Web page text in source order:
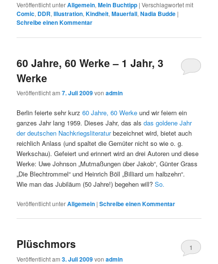
Veröffentlicht unterAllgemein,Mein Buchtipp |Verschlagwortet mit
Comic, DDR,Illustration,Kindheit,Mauerfall,Nadia Budde |
Schreibe einen Kommentar
60 Jahre, 60 Werke – 1 Jahr, 3
Werke
Veröffentlicht am7. Juli 2009vonadmin
Berlin feierte sehr kurz60 Jahre, 60 Werke und wir feiern ein
ganzes Jahr lang 1959. Dieses Jahr, das alsdas goldene Jahr
der deutschen Nachkriegsliteraturbezeichnet wird, bietet auch
reichlich Anlass (und spaltet die Gemüter nicht so wie o. g.
Werkschau). Gefeiert und erinnert wird an drei Autoren und diese
Werke: Uwe Johnson „Mutmaßungen über Jakob“, Günter Grass
„Die Blechtrommel“ und Heinrich Böll „Billiard um halbzehn“.
Wie man das Jubiläum (50 Jahre!) begehen will?So.
Veröffentlicht unterAllgemein |Schreibe einen Kommentar
Plüschmors
Veröffentlicht am3. Juli 2009vonadmin
1